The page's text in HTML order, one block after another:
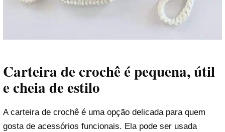
Carteira de crochê é pequena, útil
e cheia de estilo
A carteira de crochê é uma opção delicada para quem
gosta de acessórios funcionais. Ela pode ser usada